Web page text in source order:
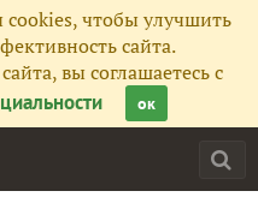
чтобы улучшить
сайта.
вы соглашаетесь с
ок